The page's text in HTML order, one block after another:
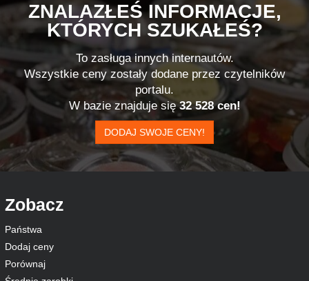
ZNALAZŁEŚ INFORMACJE,
KTÓRYCH SZUKAŁEŚ?
To zasługa innych internautów.
Wszystkie ceny zostały dodane przez czytelników
portalu.
W bazie znajduje się32 528 cen!
DODAJ SWOJE CENY!
Zobacz
Państwa
Dodaj ceny
Porównaj